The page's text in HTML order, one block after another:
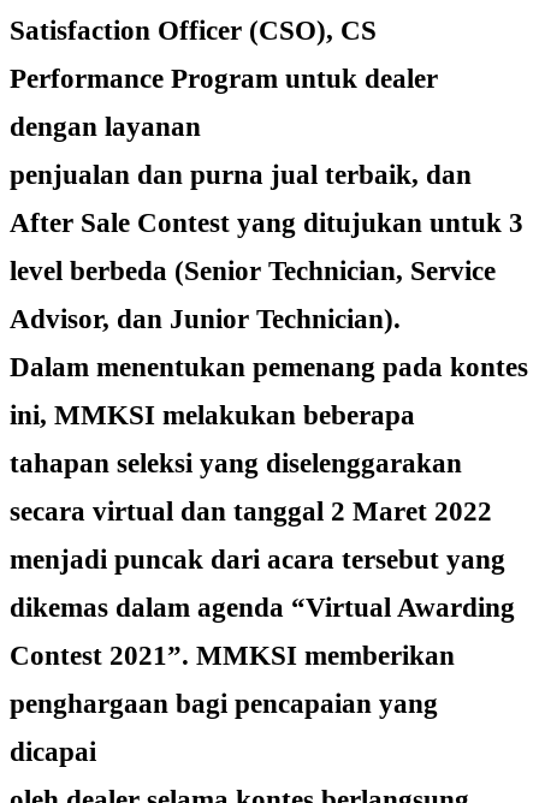
Satisfaction Officer (CSO), CS
Performance Program untuk dealer
dengan layanan
penjualan dan purna jual terbaik, dan
After Sale Contest yang ditujukan untuk 3
level berbeda (Senior Technician, Service
Advisor, dan Junior Technician).
Dalam menentukan pemenang pada kontes
ini, MMKSI melakukan beberapa
tahapan seleksi yang diselenggarakan
secara virtual dan tanggal 2 Maret 2022
menjadi puncak dari acara tersebut yang
dikemas dalam agenda “Virtual Awarding
Contest 2021”. MMKSI memberikan
penghargaan bagi pencapaian yang
dicapai